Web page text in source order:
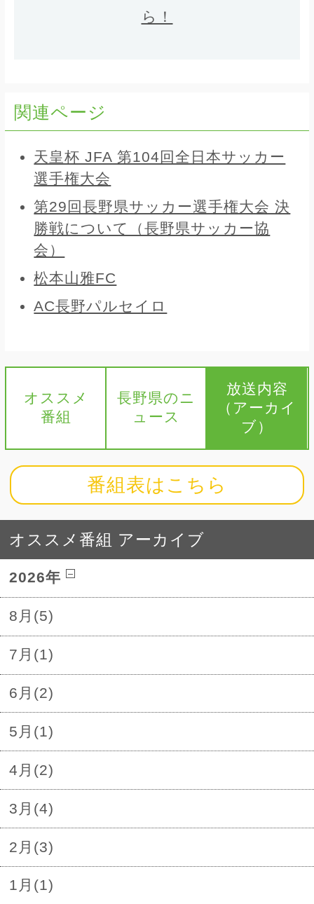
ら！
関連ページ
天皇杯 JFA 第104回全日本サッカー
選手権大会
第29回長野県サッカー選手権大会 決
勝戦について（長野県サッカー協
会）
松本山雅FC
AC長野パルセイロ
オススメ
番組
長野県のニ
ュース
放送内容
（アーカイ
ブ）
番組表はこちら
オススメ番組 アーカイブ
2026年
8月(5)
7月(1)
6月(2)
5月(1)
4月(2)
3月(4)
2月(3)
1月(1)